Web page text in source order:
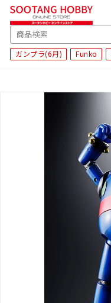
SEARCH
ガンプラ(6月) Funko